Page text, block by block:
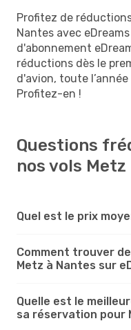
Profitez de
Nantes avec
d'abonnement
réductions dès le
d'avion, toute
Profitez-en !
Questions
nos vols
Quel est le prix
Comment trouver
Metz à Nantes sur
Quelle est le
sa réservation pour